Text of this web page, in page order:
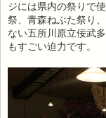
ジには県内の祭りで
祭、青森ねぶた祭り
ない五所川原立佞武
もすごい迫力です。